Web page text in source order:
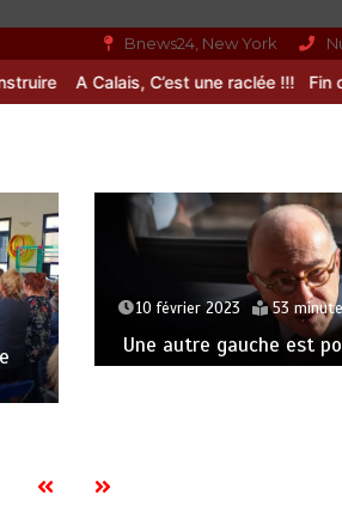
Bnews24, New York
A Calais, C’est une raclée !!! Fin de vie
10 février 2023 53
Une autre gauche est